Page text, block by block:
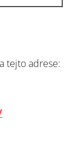
tejto adrese: